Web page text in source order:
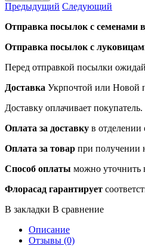
Предыдущий Следующий
Отправка посылок с семенами
Отправка посылок с
Перед отправкой посылки
Доставка Укрпочтой или Новой
Доставку оплачивает покупатель.
Оплата за доставку в отделении
Оплата за товар при получении
Способ оплаты можно уточнить
Флорасад гарантирует
В закладки В сравнение
Описание
Отзывы (0)